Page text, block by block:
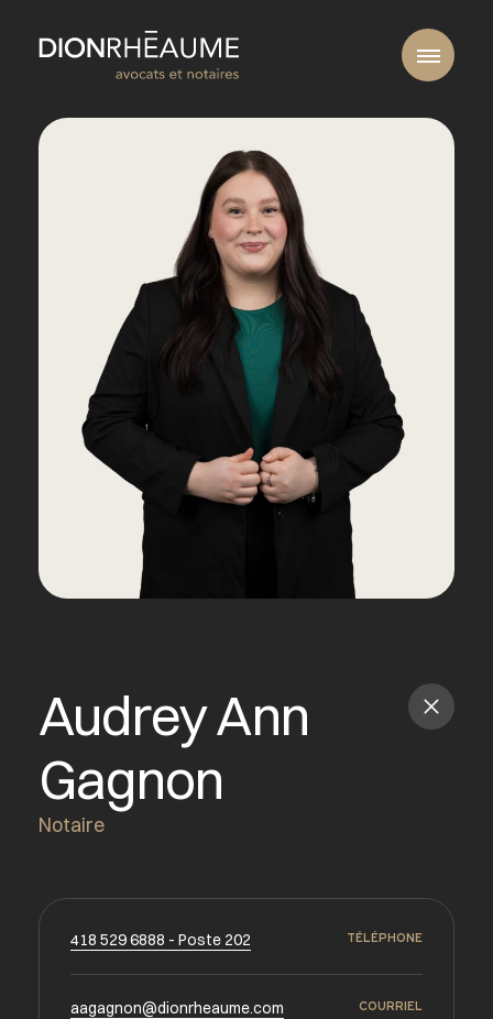
Audrey Ann
Gagnon
Notaire
418 529 6888 - Poste 202 TÉLÉPHONE
aagagnon@dionrheaume.com COURRIEL